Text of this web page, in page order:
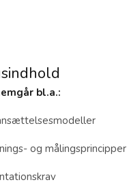
bl.a.:
og målingsprincipper